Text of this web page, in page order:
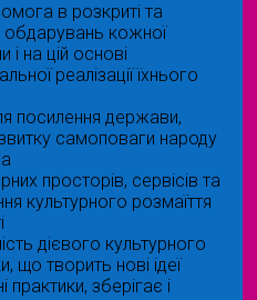
в розкриті та
обдарувань кожної
і на цій основі
реалізації їхнього
посилення держави,
самоповаги народу
просторів, сервісів та
культурного розмаїття
дієвого культурного
що творить нові ідеї
практики, зберігає і